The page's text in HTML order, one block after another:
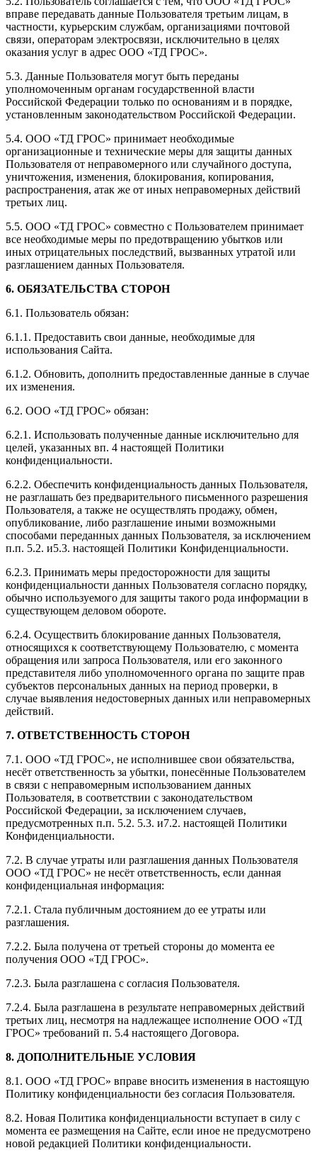
вправе передавать данные Пользователя третьим лицам, в
частности, курьерским службам, организациями почтовой
связи, операторам электросвязи, исключительно в целях
оказания услуг в адрес ООО «ТД ГРОС».
5.3. Данные Пользователя могут быть переданы
уполномоченным органам государственной власти
Российской Федерации только по основаниям и в порядке,
установленным законодательством Российской Федерации.
5.4. ООО «ТД ГРОС» принимает необходимые
организационные и технические меры для защиты данных
Пользователя от неправомерного или случайного доступа,
уничтожения, изменения, блокирования, копирования,
распространения, атак же от иных неправомерных действий
третьих лиц.
5.5. ООО «ТД ГРОС» совместно с Пользователем принимает
все необходимые меры по предотвращению убытков или
иных отрицательных последствий, вызванных утратой или
разглашением данных Пользователя.
6. ОБЯЗАТЕЛЬСТВА СТОРОН
6.1. Пользователь обязан:
6.1.1. Предоставить свои данные, необходимые для
использования Сайта.
6.1.2. Обновить, дополнить предоставленные данные в случае
их изменения.
6.2. ООО «ТД ГРОС» обязан:
6.2.1. Использовать полученные данные исключительно для
целей, указанных вп. 4 настоящей Политики
конфиденциальности.
6.2.2. Обеспечить конфиденциальность данных Пользователя,
не разглашать без предварительного письменного разрешения
Пользователя, а также не осуществлять продажу, обмен,
опубликование, либо разглашение иными возможными
способами переданных данных Пользователя, за исключением
п.п. 5.2. и5.3. настоящей Политики Конфиденциальности.
6.2.3. Принимать меры предосторожности для защиты
конфиденциальности данных Пользователя согласно порядку,
обычно используемого для защиты такого рода информации в
существующем деловом обороте.
6.2.4. Осуществить блокирование данных Пользователя,
относящихся к соответствующему Пользователю, с момента
обращения или запроса Пользователя, или его законного
представителя либо уполномоченного органа по защите прав
субъектов персональных данных на период проверки, в
случае выявления недостоверных данных или неправомерных
действий.
7. ОТВЕТСТВЕННОСТЬ СТОРОН
7.1. ООО «ТД ГРОС», не исполнившее свои обязательства,
несёт ответственность за убытки, понесённые Пользователем
в связи с неправомерным использованием данных
Пользователя, в соответствии с законодательством
Российской Федерации, за исключением случаев,
предусмотренных п.п. 5.2. 5.3. и7.2. настоящей Политики
Конфиденциальности.
7.2. В случае утраты или разглашения данных Пользователя
ООО «ТД ГРОС» не несёт ответственность, если данная
конфиденциальная информация:
7.2.1. Стала публичным достоянием до ее утраты или
разглашения.
7.2.2. Была получена от третьей стороны до момента ее
получения ООО «ТД ГРОС».
7.2.3. Была разглашена с согласия Пользователя.
7.2.4. Была разглашена в результате неправомерных действий
третьих лиц, несмотря на надлежащее исполнение ООО «ТД
ГРОС» требований п. 5.4 настоящего Договора.
8. ДОПОЛНИТЕЛЬНЫЕ УСЛОВИЯ
8.1. ООО «ТД ГРОС» вправе вносить изменения в настоящую
Политику конфиденциальности без согласия Пользователя.
8.2. Новая Политика конфиденциальности вступает в силу с
момента ее размещения на Сайте, если иное не предусмотрено
новой редакцией Политики конфиденциальности.